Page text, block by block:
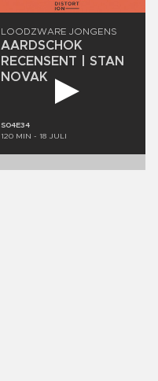
LOODZWARE JONGENS
AARDSCHOK
RECENSENT
STAN
NOVAK
S04E34
120 MIN - 18 JULI